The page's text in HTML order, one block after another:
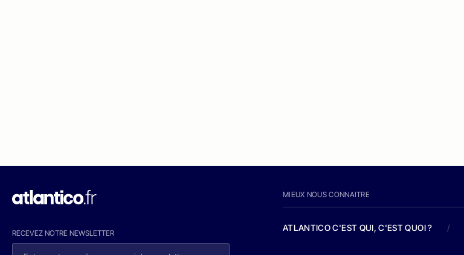
RECEVEZ NOTRE NEWSLETTER
MIEUX NOUS CONNAITRE
ATLANTICO C'EST QUI, C'EST QUOI ? /